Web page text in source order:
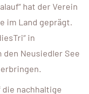
hat der Verein
im Land geprägt.
in
Neusiedler See
die nachhaltige